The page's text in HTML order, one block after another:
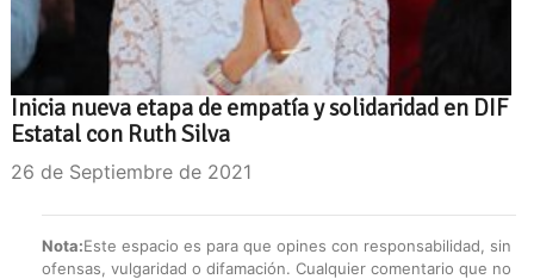
Inicia nueva etapa de empatía y solidaridad en DIF
Estatal con Ruth Silva
26 de Septiembre de 2021
Nota:Este espacio es para que opines con responsabilidad, sin
ofensas, vulgaridad o difamación. Cualquier comentario que no